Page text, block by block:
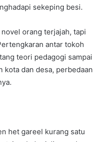
sekeping besi.
orang terjajah, tapi
antar tokoh
teori pedagogi sampai
kota dan desa, perbedaan
het gareel kurang satu